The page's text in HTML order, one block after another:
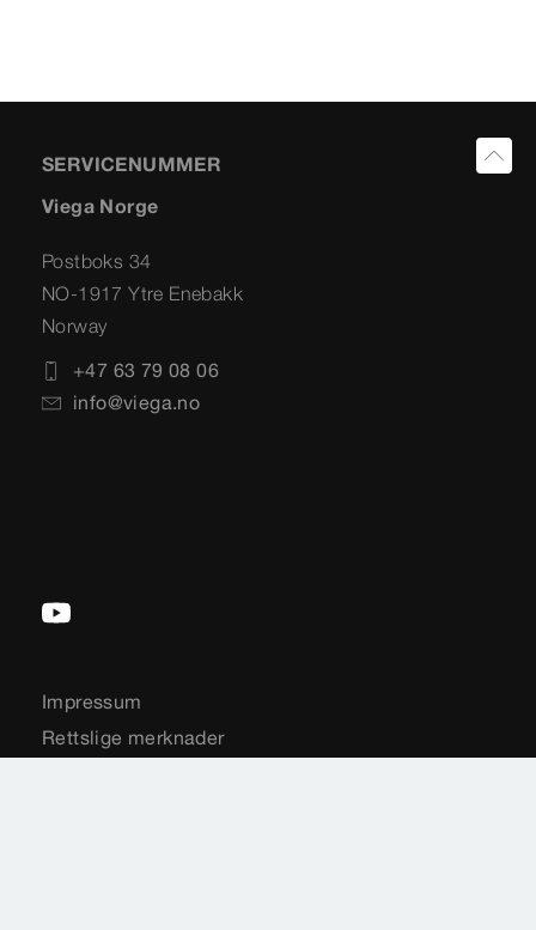
SERVICENUMMER
Viega Norge
Postboks 34
NO-1917 Ytre Enebakk
Norway
+47 63 79 08 06
info@viega.no
Impressum
Rettslige merknader